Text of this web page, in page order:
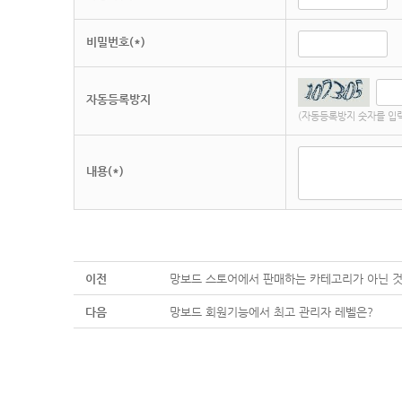
비밀번호(*)
자동등록방지
(자동등록방지 숫자를 입
내용(*)
이전 망보드 스토어에서 판매하는 카테고리가 아닌
다음 망보드 회원기능에서 최고 관리자 레벨은?